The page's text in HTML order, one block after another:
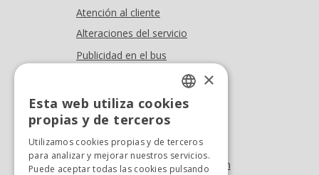
Atención al cliente
Alteraciones del servicio
Publicidad en el bus
Oficina At. al cliente
Tel. +34 976 900 085
Tel. +34 900 923 181
info.zaragoza@avanzagrupo.com
SPANISH
×
Esta web utiliza cookies
propias y de terceros
Utilizamos cookies propias y de terceros
para analizar y mejorar nuestros servicios.
Puede aceptar todas las cookies pulsando